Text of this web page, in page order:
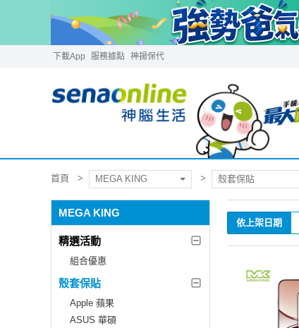
下載App 服務據點 神揚保代
首頁 MEGA KING 殼套保貼
MEGA KING
精選活動
組合優惠
殼套保貼
Apple 蘋果
ASUS 華碩
依上架日期